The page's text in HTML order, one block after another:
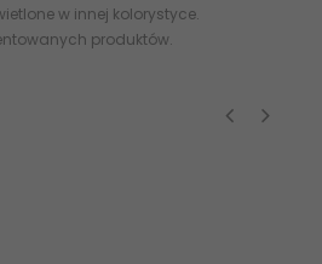
w innej kolorystyce.
produktów.